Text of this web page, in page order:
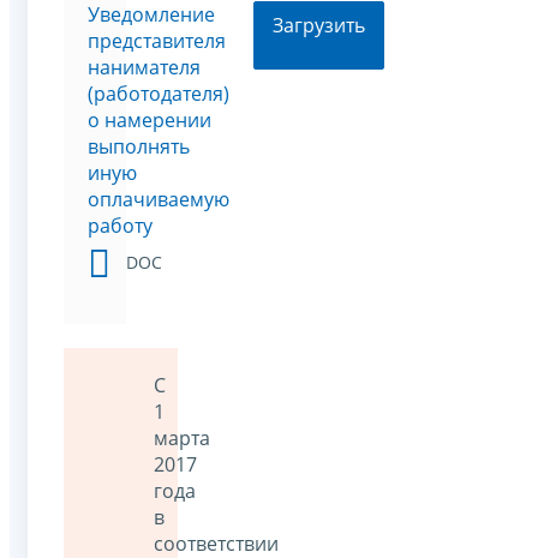
Уведомление
представителя
нанимателя
(работодателя)
о намерении
выполнять
иную
оплачиваемую
работу
DOC
Загрузить
С
1
марта
2017
года
в
соответствии